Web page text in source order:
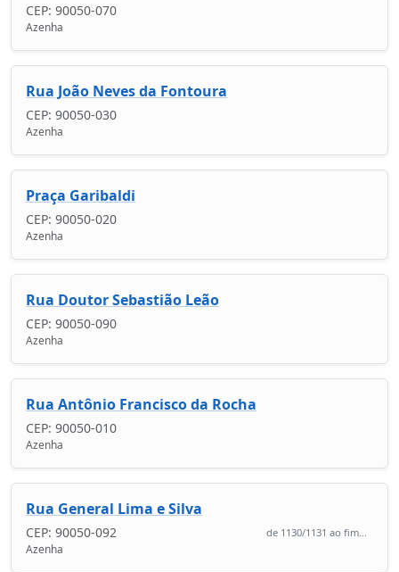
CEP: 90050-070
Azenha
Rua João Neves da Fontoura
CEP: 90050-030
Azenha
Praça Garibaldi
CEP: 90050-020
Azenha
Rua Doutor Sebastião Leão
CEP: 90050-090
Azenha
Rua Antônio Francisco da Rocha
CEP: 90050-010
Azenha
Rua General Lima e Silva
CEP: 90050-092 de 1130/1131 ao fim...
Azenha